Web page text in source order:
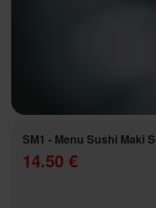
SM1 - Menu Sushi Maki
14.50 €